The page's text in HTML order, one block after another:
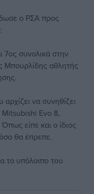
ο ΡΣΑ προς
7ος συνολικά στην
Μπουρλίδης αθλητής
να συνηθίζει
Mitsubishi Evo 8,
είπε και ο ίδιος
όσο θα έπρεπε.
το υπόλοιπο του